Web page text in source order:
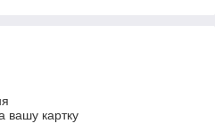
вашу картку